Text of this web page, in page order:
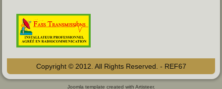
Copyright © 2012. All Rights Reserved. - REF67
Joomla template created with Artisteer.